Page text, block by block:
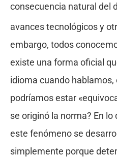
consecuencia natural del
avances tecnológicos y
embargo, todos
existe una forma oficial
idioma cuando hablamos,
podríamos estar
se originó la norma? En
este fenómeno se
simplemente porque